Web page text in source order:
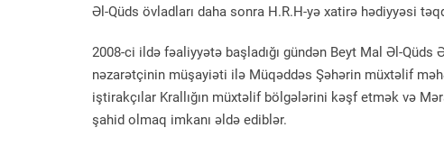
Əl-Qüds övladları daha sonra H.R.H-yə xatirə hədiyyəsi
2008-ci ildə fəaliyyətə başladığı gündən Beyt Mal Əl-
nəzarətçinin müşayiəti ilə Müqəddəs Şəhərin müxtəlif
iştirakçılar Krallığın müxtəlif bölgələrini kəşf etmək və
şahid olmaq imkanı əldə ediblər.